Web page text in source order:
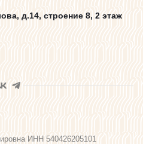
д.14, строение 8, 2 этаж
ИНН 540426205101